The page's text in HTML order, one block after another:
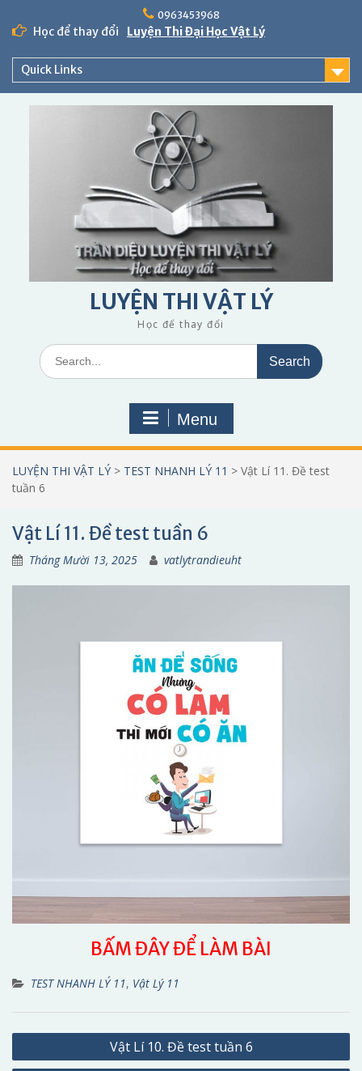
content
0963453968
Học để thay đổi Luyện Thi Đại Học Vật Lý
Quick Links
LUYỆN THI VẬT LÝ
Học để thay đổi
Search
for:
Menu
LUYỆN THI VẬT LÝ > TEST NHANH LÝ 11 > Vật Lí 11. Đề test
tuần 6
Vật Lí 11. Đề test tuần 6
Tháng Mười 13, 2025 vatlytrandieuht
BẤM ĐÂY ĐỂ LÀM BÀI
TEST NHANH LÝ 11, Vật Lý 11
Điều
hướng
Vật Lí 10. Đề test tuần 6